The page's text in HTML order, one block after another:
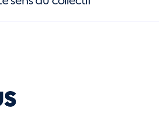
comportements individualistes peuvent